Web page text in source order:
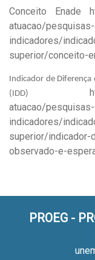
Conceito Enade
atuacao/
indicadores/
superior/conceito-
Indicador de Diferença
(IDD)
atuacao/
indicadores/
superior/indicador-
observado-e-
PROEG -